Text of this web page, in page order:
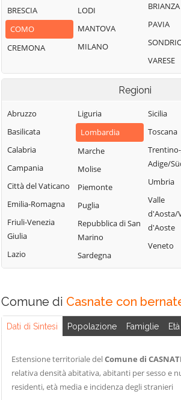
Bellagio
Bene Lario
Beregazzo con
Binago
Blessagno
Blevio
Bregnano
Brenna
Brienno
Brunate
Bulgarograsso
Cabiate
Cadorago
Canzo
Intimiano
Carate Urio
Faloppio
Fenegrò
Figino Serenza
Grandate
Grandola ed Uniti
Gravedona ed
Uniti
Griante
Guanzate
Inverigo
Laglio
Laino
Lasnigo
Lezzeno
Limido Comasco
Livo
Locate Varesino
Pognana
Ponna
Ponte
Porlezza
Proserpio
Rezzago
Rodero
Rovellasca
Rovello
San
San Siro
Schignano
Senna
Solbiate
Cagno
Sorico
BRESCIA
COMO
CREMONA
LODI
MANTOVA
MILANO
BRIANZA
PAVIA
VARESE
Regioni
Abruzzo
Basilicata
Calabria
Campania
Città del Vaticano
Emilia-Romagna
Friuli-Venezia
Giulia
Lazio
Liguria
Lombardia
Marche
Molise
Piemonte
Puglia
Repubblica di San
Marino
Sardegna
Sicilia
Toscana
Adige/
Umbria
Valle
d'Aosta/
d'Aoste
Veneto
Comune di Casnate con
Dati di Sintesi Popolazione Famiglie Età
Estensione territoriale delComune di
relativa densità abitativa, abitanti per sesso e
residenti, età media e incidenza degli stranieri